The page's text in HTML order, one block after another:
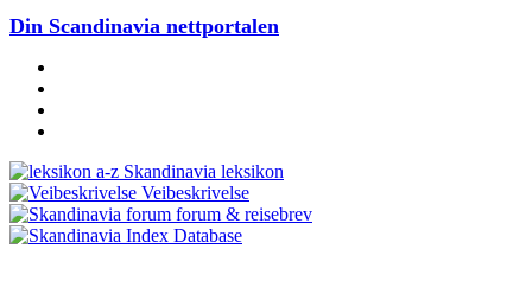
Din Scandinavia nettportalen
Skandinavia leksikon
Veibeskrivelse
forum & reisebrev
Database